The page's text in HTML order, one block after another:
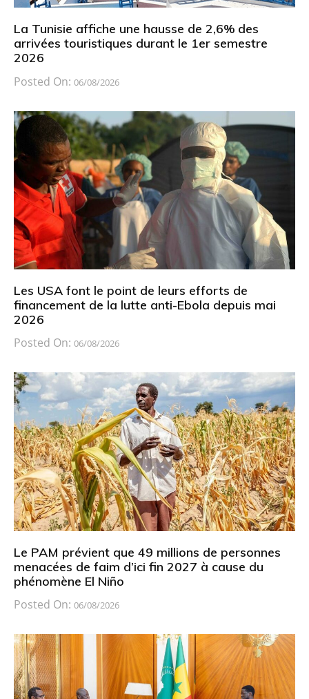
La Tunisie affiche une hausse de 2,6% des
arrivées touristiques durant le 1er semestre
2026
Posted On: 06/08/2026
Les USA font le point de leurs efforts de
financement de la lutte anti-Ebola depuis mai
2026
Posted On: 06/08/2026
Le PAM prévient que 49 millions de personnes
menacées de faim d’ici fin 2027 à cause du
phénomène El Niño
Posted On: 06/08/2026